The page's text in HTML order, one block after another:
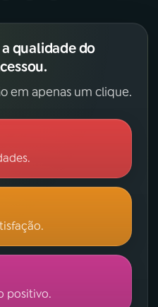
qualidade do
em apenas um clique.
positivo.